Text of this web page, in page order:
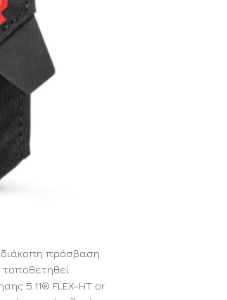
πρόσβαση
5.11® FLEX-HT or